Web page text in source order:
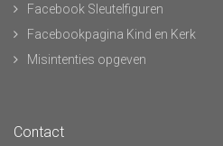
Facebook Sleutelfiguren
Facebookpagina Kind en Kerk
Misintenties opgeven
Contact